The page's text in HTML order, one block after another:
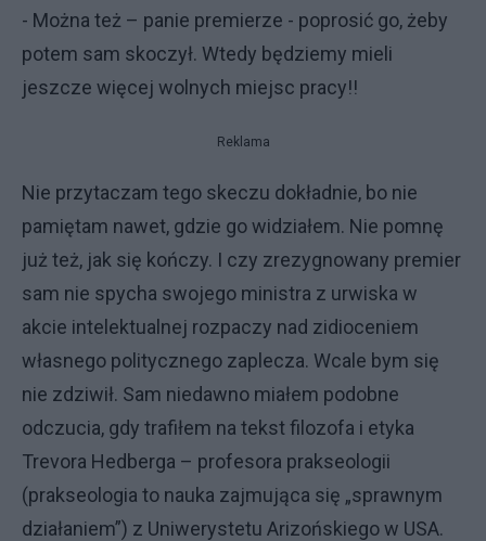
- Można też – panie premierze - poprosić go, żeby
potem sam skoczył. Wtedy będziemy mieli
jeszcze więcej wolnych miejsc pracy!!
Reklama
Nie przytaczam tego skeczu dokładnie, bo nie
pamiętam nawet, gdzie go widziałem. Nie pomnę
już też, jak się kończy. I czy zrezygnowany premier
sam nie spycha swojego ministra z urwiska w
akcie intelektualnej rozpaczy nad zidioceniem
własnego politycznego zaplecza. Wcale bym się
nie zdziwił. Sam niedawno miałem podobne
odczucia, gdy trafiłem na tekst filozofa i etyka
Trevora Hedberga – profesora prakseologii
(prakseologia to nauka zajmująca się „sprawnym
działaniem”) z Uniwerystetu Arizońskiego w USA.